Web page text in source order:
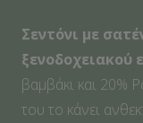
Πεννιέ
220tc
ποσότητα
Σεντόνι με
ξενοδοχειακού
βαμβάκι και 20%
του το κάνει